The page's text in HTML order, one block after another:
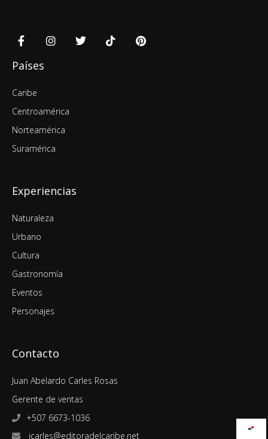
Países
Caribe
Centroamérica
Norteamérica
Suramérica
Experiencias
Naturaleza
Urbano
Cultura
Gastronomía
Eventos
Personajes
Contacto
Juan Abelardo Carles Rosas
Gerente de ventas
+507 6673-1036
jcarles@editoradelcaribe.net